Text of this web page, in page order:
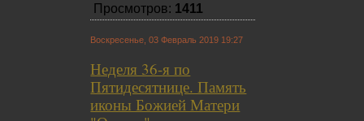
Просмотров: 1411
Воскресенье, 03 Февраль 2019 19:27
Неделя 36-я по
Пятидесятнице. Память
иконы Божией Матери